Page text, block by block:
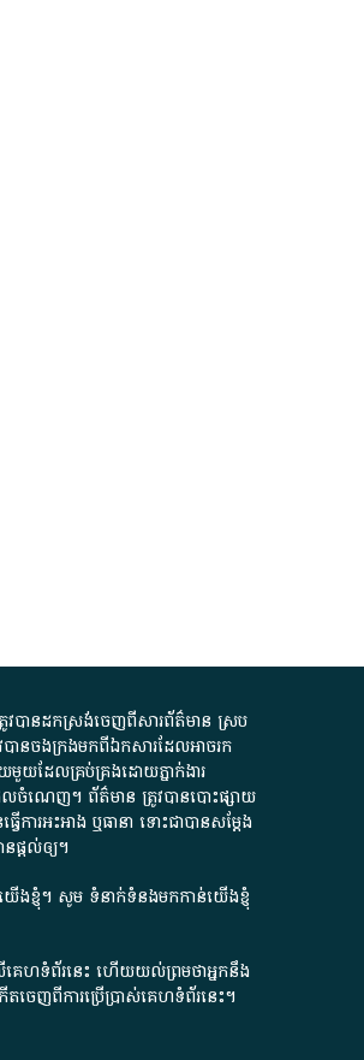
វ​បាន​ដកស្រង់​ចេញពី​សារព័ត៌មាន ស្រប
ាន​ចងក្រង​មក​ពី​ឯកសារ​ដែល​អាច​រក​
មួយ​ដែល​គ្រប់គ្រង​ដោយ​ភ្នាក់ងារ​
ល​ចំណេញ​។​ ព័ត៌មាន​ ត្រូវ​បាន​បោះផ្សាយ​
រ​អះអាង​ ឬ​ធានា​ ទោះជា​បាន​សម្តែង​
ផ្តល់​ឲ្យ​។
យើងខ្ញុំ។ សូម ទំនាក់ទំនងមកកាន់យើងខ្ញុំ
គេហទំព័រនេះ ហើយយល់ព្រមថាអ្នកនឹង
តចេញពីការប្រើប្រាស់គេហទំព័រនេះ។